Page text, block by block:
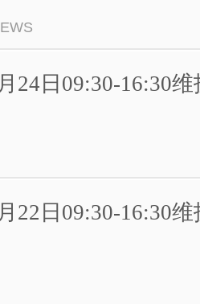
24日09:30-16:30
22日09:30-16:30